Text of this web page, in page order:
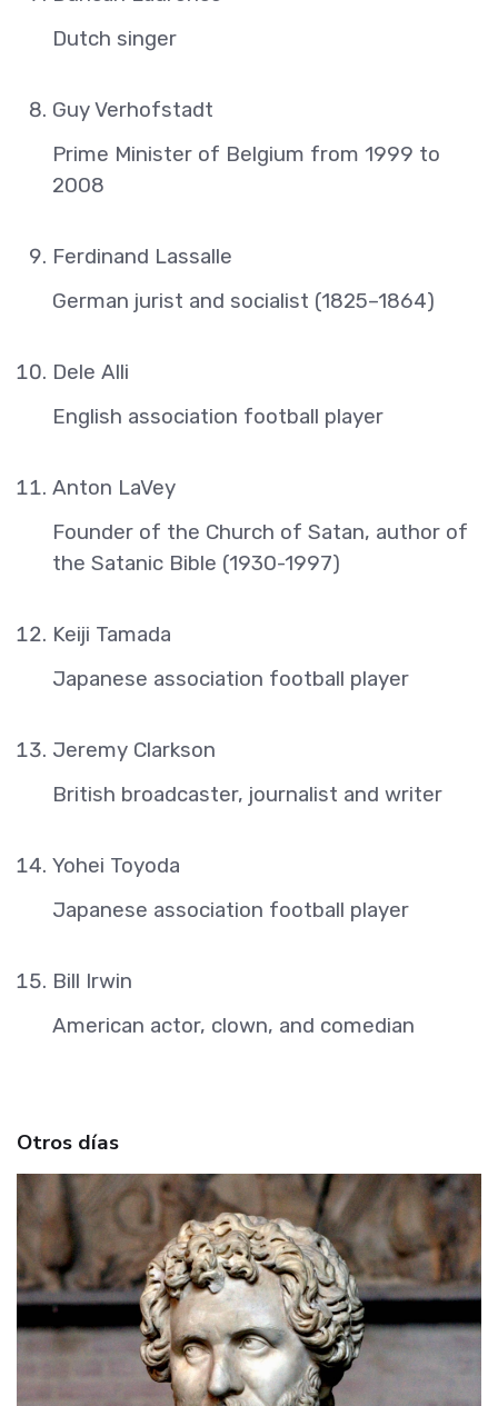
Dutch singer
Guy Verhofstadt
Prime Minister of Belgium from 1999 to
2008
Ferdinand Lassalle
German jurist and socialist (1825–1864)
Dele Alli
English association football player
Anton LaVey
Founder of the Church of Satan, author of
the Satanic Bible (1930-1997)
Keiji Tamada
Japanese association football player
Jeremy Clarkson
British broadcaster, journalist and writer
Yohei Toyoda
Japanese association football player
Bill Irwin
American actor, clown, and comedian
Otros días